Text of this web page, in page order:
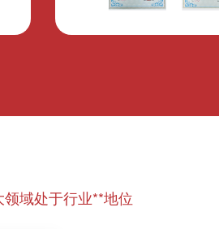
领域处于行业**地位
微信转账凭证能证
出借人只提供微信转账
夫妻财产约定协议公证